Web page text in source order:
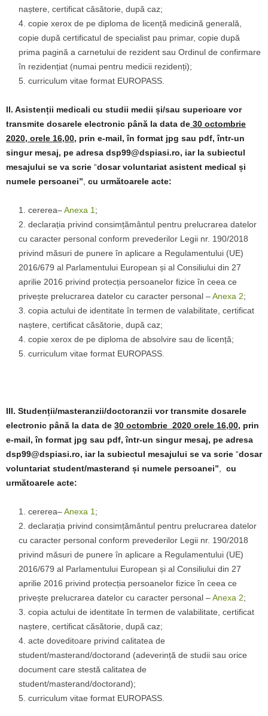
naștere, certificat căsătorie, după caz;
copie xerox de pe diploma de licență medicină generală,
copie după certificatul de specialist pau primar, copie după
prima pagină a carnetului de rezident sau Ordinul de confirmare
în rezidențiat (numai pentru medicii rezidenți);
curriculum vitae format EUROPASS.
II. Asistenții medicali cu studii medii și/sau superioare vor
transmite dosarele electronic până la data de 30 octombrie
2020, orele 16,00, prin e-mail, în format jpg sau pdf, într-un
singur mesaj, pe adresa dsp99@dspiasi.ro, iar la subiectul
mesajului se va scrie “dosar voluntariat asistent medical și
numele persoanei” cu următoarele acte:
cererea–Anexa 1 ;
declarația privind consimțământul pentru prelucrarea datelor
cu caracter personal conform prevederilor Legii nr. 190/2018
privind măsuri de punere în aplicare a Regulamentului (UE)
2016/679 al Parlamentului European și al Consiliului din 27
aprilie 2016 privind protecția persoanelor fizice în ceea ce
privește prelucrarea datelor cu caracter personal –Anexa 2;
copia actului de identitate în termen de valabilitate, certificat
naștere, certificat căsătorie, după caz;
copie xerox de pe diploma de absolvire sau de licență;
curriculum vitae format EUROPASS.
III. Studenții/masteranzii/doctoranzii vor transmite dosarele
electronic până la data de 30 octombrie 2020 orele 16,00, prin
e-mail, în format jpg sau pdf, într-un singur mesaj, pe adresa
dsp99@dspiasi.ro, iar la subiectul mesajului se va scrie “dosar
voluntariat student/masterand și numele persoanei”
cu
următoarele acte:
cererea–Anexa 1 ;
declarația privind consimțământul pentru prelucrarea datelor
cu caracter personal conform prevederilor Legii nr. 190/2018
privind măsuri de punere în aplicare a Regulamentului (UE)
2016/679 al Parlamentului European și al Consiliului din 27
aprilie 2016 privind protecția persoanelor fizice în ceea ce
privește prelucrarea datelor cu caracter personal –Anexa 2;
copia actului de identitate în termen de valabilitate, certificat
naștere, certificat căsătorie, după caz;
acte doveditoare privind calitatea de
student/masterand/doctorand (adeverință de studii sau orice
document care stestă calitatea de
student/masterand/doctorand);
curriculum vitae format EUROPASS.